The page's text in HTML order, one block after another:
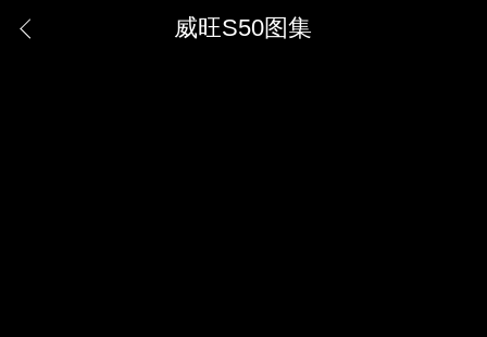
威旺S50图集